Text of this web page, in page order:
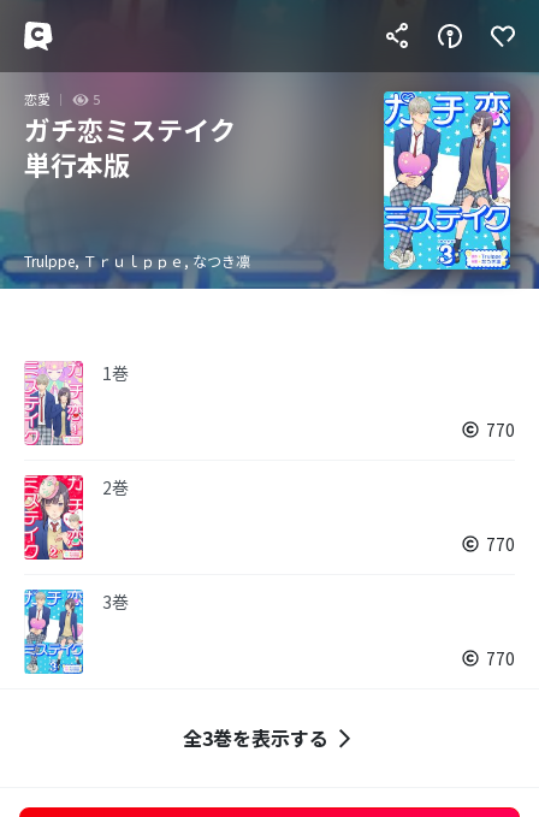
恋愛 5
ガチ恋ミステイク
単行本版
Trulppe, Ｔｒｕｌｐｐｅ, なつき凛
1巻
770
2巻
770
3巻
770
全3巻を表示する